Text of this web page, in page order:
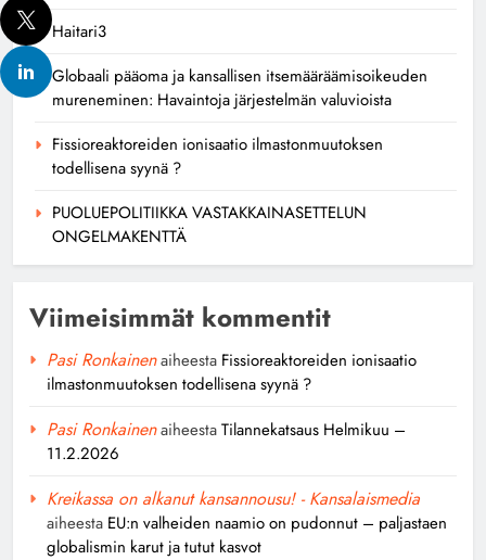
Haitari3
Globaali pääoma ja kansallisen itsemääräämisoikeuden
mureneminen: Havaintoja järjestelmän valuvioista
Fissioreaktoreiden ionisaatio ilmastonmuutoksen
todellisena syynä ?
PUOLUEPOLITIIKKA VASTAKKAINASETTELUN
ONGELMAKENTTÄ
Viimeisimmät kommentit
Pasi Ronkainenaiheesta Fissioreaktoreiden ionisaatio
ilmastonmuutoksen todellisena syynä ?
Pasi RonkainenaiheestaTilannekatsaus Helmikuu –
11.2.2026
Kreikassa on alkanut kansannousu! - Kansalaismedia
aiheesta EU:n valheiden naamio on pudonnut – paljastaen
globalismin karut ja tutut kasvot